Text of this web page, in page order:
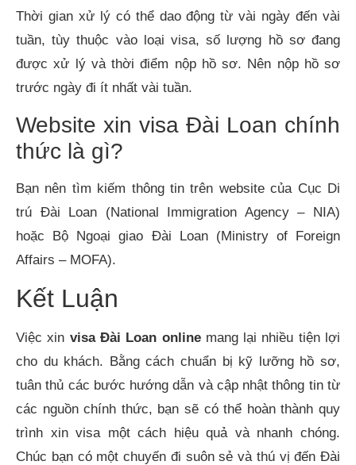
Thời gian xử lý có thể dao động từ vài ngày đến vài
tuần, tùy thuộc vào loại visa, số lượng hồ sơ đang
được xử lý và thời điểm nộp hồ sơ. Nên nộp hồ sơ
trước ngày đi ít nhất vài tuần.
Website xin visa Đài Loan chính
thức là gì?
Bạn nên tìm kiếm thông tin trên website của Cục Di
trú Đài Loan (National Immigration Agency – NIA)
hoặc Bộ Ngoại giao Đài Loan (Ministry of Foreign
Affairs – MOFA).
Kết Luận
Việc xin visa Đài Loan onlinemang lại nhiều tiện lợi
cho du khách. Bằng cách chuẩn bị kỹ lưỡng hồ sơ,
tuân thủ các bước hướng dẫn và cập nhật thông tin từ
các nguồn chính thức, bạn sẽ có thể hoàn thành quy
trình xin visa một cách hiệu quả và nhanh chóng.
Chúc bạn có một chuyến đi suôn sẻ và thú vị đến Đài